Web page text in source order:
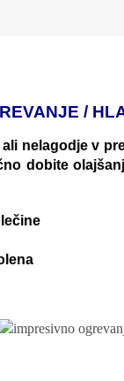
/
nelagodje v
dobite